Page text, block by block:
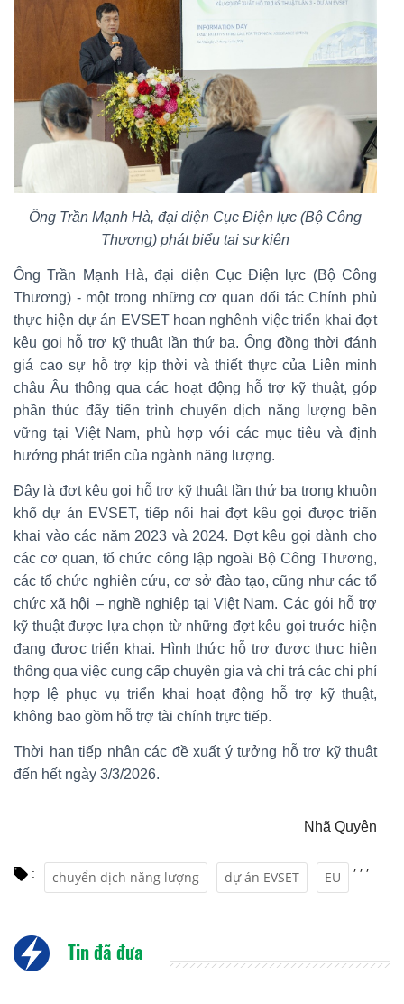
Ông Trần Mạnh Hà, đại diện Cục Điện lực (Bộ Công
Thương) phát biểu tại sự kiện
Ông Trần Mạnh Hà, đại diện Cục Điện lực (Bộ Công
Thương) - một trong những cơ quan đối tác Chính phủ
thực hiện dự án EVSET hoan nghênh việc triển khai đợt
kêu gọi hỗ trợ kỹ thuật lần thứ ba. Ông đồng thời đánh
giá cao sự hỗ trợ kịp thời và thiết thực của Liên minh
châu Âu thông qua các hoạt động hỗ trợ kỹ thuật, góp
phần thúc đẩy tiến trình chuyển dịch năng lượng bền
vững tại Việt Nam, phù hợp với các mục tiêu và định
hướng phát triển của ngành năng lượng.
Đây là đợt kêu gọi hỗ trợ kỹ thuật lần thứ ba trong khuôn
khổ dự án EVSET, tiếp nối hai đợt kêu gọi được triển
khai vào các năm 2023 và 2024. Đợt kêu gọi dành cho
các cơ quan, tổ chức công lập ngoài Bộ Công Thương,
các tổ chức nghiên cứu, cơ sở đào tạo, cũng như các tổ
chức xã hội – nghề nghiệp tại Việt Nam. Các gói hỗ trợ
kỹ thuật được lựa chọn từ những đợt kêu gọi trước hiện
đang được triển khai. Hình thức hỗ trợ được thực hiện
thông qua việc cung cấp chuyên gia và chi trả các chi phí
hợp lệ phục vụ triển khai hoạt động hỗ trợ kỹ thuật,
không bao gồm hỗ trợ tài chính trực tiếp.
Thời hạn tiếp nhận các đề xuất ý tưởng hỗ trợ kỹ thuật
đến hết ngày 3/3/2026.
Nhã Quyên
: chuyển dịch năng lượng
,
dự án EVSET
,
EU
,
Tin đã đưa